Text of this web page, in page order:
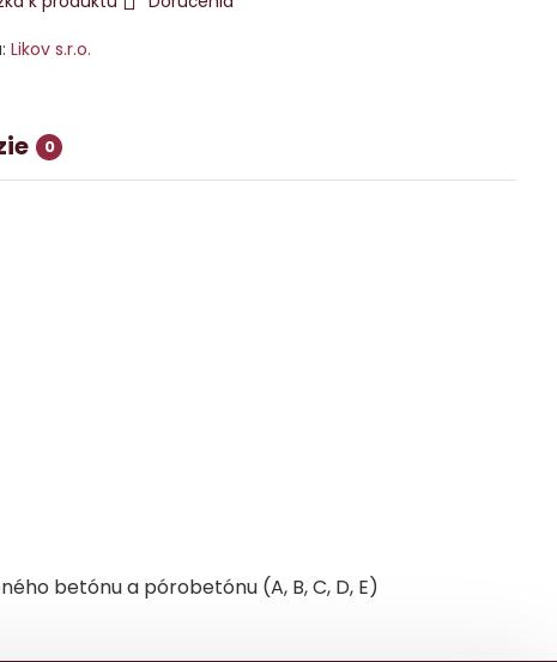
Likov s.r.o.
0
betónu a pórobetónu (A, B, C, D, E)